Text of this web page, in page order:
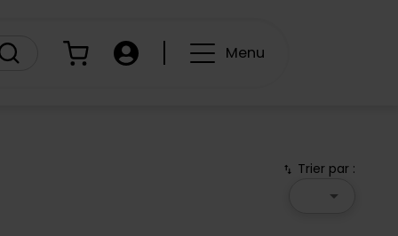
Panier Compte Menu
swap_vert Trier par :
arrow_drop_down